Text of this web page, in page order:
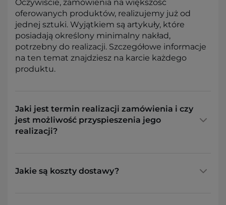
Oczywiście, zamówienia na większość
oferowanych produktów, realizujemy już od
jednej sztuki. Wyjątkiem są artykuły, które
posiadają określony minimalny nakład,
potrzebny do realizacji. Szczegółowe informacje
na ten temat znajdziesz na karcie każdego
produktu.
Jaki jest termin realizacji zamówienia i czy
jest możliwość przyspieszenia jego
realizacji?
Jakie są koszty dostawy?